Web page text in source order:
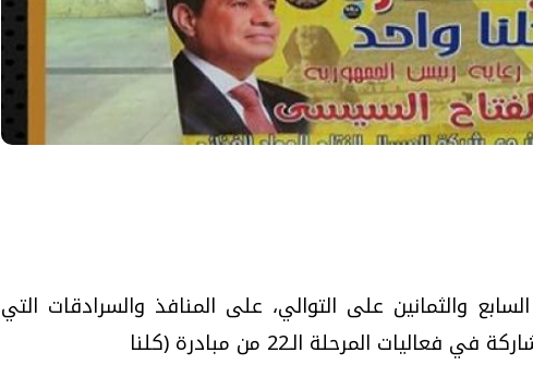
والثمانين على التوالي، على المنافذ والسرادقات التي
المرحلة الـ22 من مبادرة (كلنا